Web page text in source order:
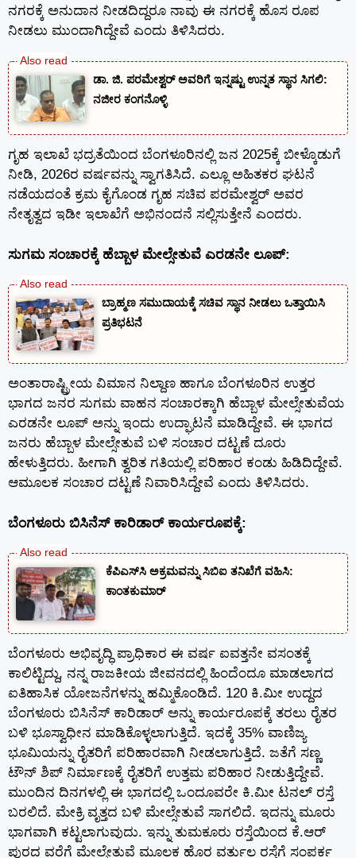
ನಗರಕ್ಕೆ ಅನುದಾನ ನೀಡದಿದ್ದರೂ ನಾವು ಈ ನಗರಕ್ಕೆ ಹೊಸ ರೂಪ
ನೀಡಲು ಮುಂದಾಗಿದ್ದೇವೆ ಎಂದು ತಿಳಿಸಿದರು.
ಡಾ. ಜಿ. ಪರಮೇಶ್ವರ್ ಅವರಿಗೆ ಇನ್ನಷ್ಟು ಉನ್ನತ ಸ್ಥಾನ ಸಿಗಲಿ:
ನಜೀರ ಕಂಗನೊಳ್ಳಿ
ಗೃಹ ಇಲಾಖೆ ಭದ್ರತೆಯಿಂದ ಬೆಂಗಳೂರಿನಲ್ಲಿ ಜನ 2025ಕ್ಕೆ ಬೀಳ್ಕೊಡುಗೆ
ನೀಡಿ, 2026ರ ವರ್ಷವನ್ನು ಸ್ವಾಗತಿಸಿದೆ. ಎಲ್ಲೂ ಅಹಿತಕರ ಘಟನೆ
ನಡೆಯದಂತೆ ಕ್ರಮ ಕೈಗೊಂಡ ಗೃಹ ಸಚಿವ ಪರಮೇಶ್ವರ್ ಅವರ
ನೇತೃತ್ವದ ಇಡೀ ಇಲಾಖೆಗೆ ಅಭಿನಂದನೆ ಸಲ್ಲಿಸುತ್ತೇನೆ ಎಂದರು.
ಸುಗಮ ಸಂಚಾರಕ್ಕೆ ಹೆಬ್ಬಾಳ ಮೇಲ್ಸೇತುವೆ ಎರಡನೇ ಲೂಪ್:
ಬ್ರಾಹ್ಮಣ ಸಮುದಾಯಕ್ಕೆ ಸಚಿವ ಸ್ಥಾನ ನೀಡಲು ಒತ್ತಾಯಿಸಿ
ಪ್ರತಿಭಟನೆ
ಅಂತಾರಾಷ್ಟ್ರೀಯ ವಿಮಾನ ನಿಲ್ದಾಣ ಹಾಗೂ ಬೆಂಗಳೂರಿನ ಉತ್ತರ
ಭಾಗದ ಜನರ ಸುಗಮ ವಾಹನ ಸಂಚಾರಕ್ಕಾಗಿ ಹೆಬ್ಬಾಳ ಮೇಲ್ಸೇತುವೆಯ
ಎರಡನೇ ಲೂಪ್ ಅನ್ನು ಇಂದು ಉದ್ಘಾಟನೆ ಮಾಡಿದ್ದೇವೆ. ಈ ಭಾಗದ
ಜನರು ಹೆಬ್ಬಾಳ ಮೇಲ್ಸೇತುವೆ ಬಳಿ ಸಂಚಾರ ದಟ್ಟಣೆ ದೂರು
ಹೇಳುತ್ತಿದರು. ಹೀಗಾಗಿ ತ್ವರಿತ ಗತಿಯಲ್ಲಿ ಪರಿಹಾರ ಕಂಡು ಹಿಡಿದಿದ್ದೇವೆ.
ಆಮೂಲಕ ಸಂಚಾರ ದಟ್ಟಣೆ ನಿವಾರಿಸಿದ್ದೇವೆ ಎಂದು ತಿಳಿಸಿದರು.
ಬೆಂಗಳೂರು ಬಿಸಿನೆಸ್ ಕಾರಿಡಾರ್ ಕಾರ್ಯರೂಪಕ್ಕೆ:
ಕೆಪಿಎಸ್‍ಸಿ ಅಕ್ರಮವನ್ನು ಸಿಬಿಐ ತನಿಖೆಗೆ ವಹಿಸಿ:
ಕಾಂತಕುಮಾರ್
ಬೆಂಗಳೂರು ಅಭಿವೃದ್ಧಿ ಪ್ರಾಧಿಕಾರ ಈ ವರ್ಷ ಐವತ್ತನೇ ವಸಂತಕ್ಕೆ
ಕಾಲಿಟ್ಟಿದ್ದು, ನನ್ನ ರಾಜಕೀಯ ಜೀವನದಲ್ಲಿ ಹಿಂದೆಂದೂ ಮಾಡಲಾಗದ
ಐತಿಹಾಸಿಕ ಯೋಜನೆಗಳನ್ನು ಹಮ್ಮಿಕೊಂಡಿದೆ. 120 ಕಿ.ಮೀ ಉದ್ದದ
ಬೆಂಗಳೂರು ಬಿಸಿನೆಸ್ ಕಾರಿಡಾರ್ ಅನ್ನು ಕಾರ್ಯರೂಪಕ್ಕೆ ತರಲು ರೈತರ
ಬಳಿ ಭೂಸ್ವಾಧೀನ ಮಾಡಿಕೊಳ್ಳಲಾಗುತ್ತಿದೆ. ಇದಕ್ಕೆ 35% ವಾಣಿಜ್ಯ
ಭೂಮಿಯನ್ನು ರೈತರಿಗೆ ಪರಿಹಾರವಾಗಿ ನೀಡಲಾಗುತ್ತಿದೆ. ಜತೆಗೆ ಸಣ್ಣ
ಟೌನ್ ಶಿಪ್ ನಿರ್ಮಾಣಕ್ಕೆ ರೈತರಿಗೆ ಉತ್ತಮ ಪರಿಹಾರ ನೀಡುತ್ತಿದ್ದೇವೆ.
ಮುಂದಿನ ದಿನಗಳಲ್ಲಿ ಈ ಭಾಗದಲ್ಲಿ ಒಂದೂವರೇ ಕಿ.ಮೀ ಟನಲ್ ರಸ್ತೆ
ಬರಲಿದೆ. ಮೇಕ್ರಿ ವೃತ್ತದ ಬಳಿ ಮೇಲ್ಸೇತುವೆ ಸಾಗಲಿದೆ. ಇದನ್ನು ಮೂರು
ಭಾಗವಾಗಿ ಕಟ್ಟಲಾಗುವುದು. ಇನ್ನು ತುಮಕೂರು ರಸ್ತೆಯಿಂದ ಕೆ.ಆರ್
ಪುರದ ವರೆಗೆ ಮೇಲ್ಸೇತುವೆ ಮೂಲಕ ಹೊರ ವರ್ತುಲ ರಸ್ತೆಗೆ ಸಂಪರ್ಕ